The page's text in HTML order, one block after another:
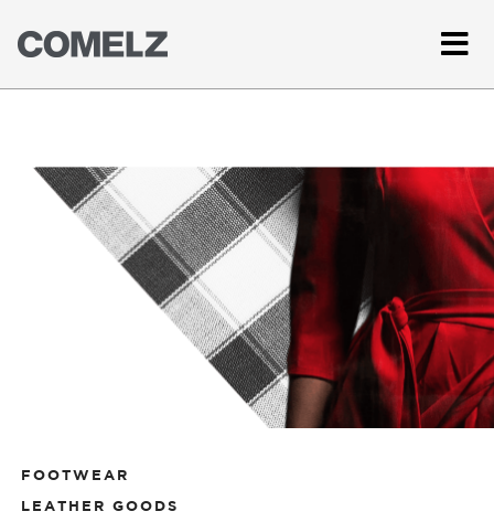
FOOTWEAR
LEATHER GOODS